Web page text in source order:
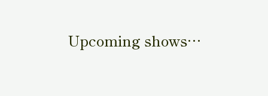
Upcoming shows…